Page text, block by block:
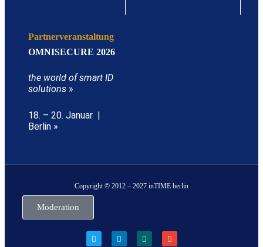
Partnerveranstaltung
OMNISECURE 2026
the world of smart ID
solutions »
18. – 20. Januar |
Berlin »
Copyright © 2012 – 2027 inTIME berlin
Moderation